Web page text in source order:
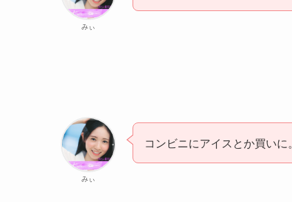
みぃ
みぃ
コンビニにアイスとか買いに。